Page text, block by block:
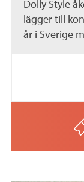
Dolly Style
lägger till
år i Sverige